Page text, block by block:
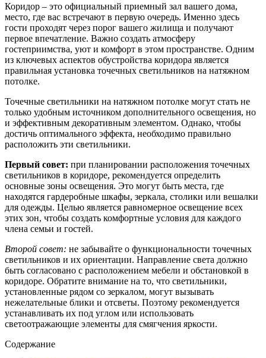
Коридор – это официальный приемный зал вашего дома,
место, где вас встречают в первую очередь. Именно здесь
гости проходят через порог вашего жилища и получают
первое впечатление. Важно создать атмосферу
гостеприимства, уют и комфорт в этом пространстве. Одним
из ключевых аспектов обустройства коридора является
правильная установка точечных светильников на натяжном
потолке.
Точечные светильники на натяжном потолке могут стать не
только удобным источником дополнительного освещения, но
и эффективным декоративным элементом. Однако, чтобы
достичь оптимального эффекта, необходимо правильно
расположить эти светильники.
Первый совет: при планировании расположения точечных
светильников в коридоре, рекомендуется определить
основные зоны освещения. Это могут быть места, где
находятся гардеробные шкафы, зеркала, столики или вешалки
для одежды. Целью является равномерное освещение всех
этих зон, чтобы создать комфортные условия для каждого
члена семьи и гостей.
Второй совет: не забывайте о функциональности точечных
светильников и их ориентации. Направление света должно
быть согласовано с расположением мебели и обстановкой в
коридоре. Обратите внимание на то, что светильники,
установленные рядом со зеркалом, могут вызывать
нежелательные блики и отсветы. Поэтому рекомендуется
устанавливать их под углом или использовать
светоотражающие элементы для смягчения яркости.
Содержание